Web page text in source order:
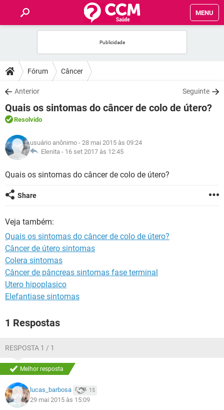
MENU
FÓRUM
SAÚDE
FAMÍLIA
NUTRIÇÃO
SEXUALIDADE
GLOSSÁRIO
Fórum Câncer
Anterior Seguinte
Quais os sintomas do câncer de colo de útero?
Resolvido
usuário anônimo - 28 mai 2015 às 09:24
Elenita - 16 set 2017 às 12:45
Quais os sintomas do câncer de colo de útero?
Share
Veja também:
Quais os sintomas do câncer de colo de útero?
Câncer de útero sintomas
Colera sintomas
Câncer de pâncreas sintomas fase terminal
Utero hipoplasico
Elefantiase sintomas
1 Respostas
RESPOSTA 1 / 1
Melhor resposta
lucas_barbosa 15
29 mai 2015 às 15:09